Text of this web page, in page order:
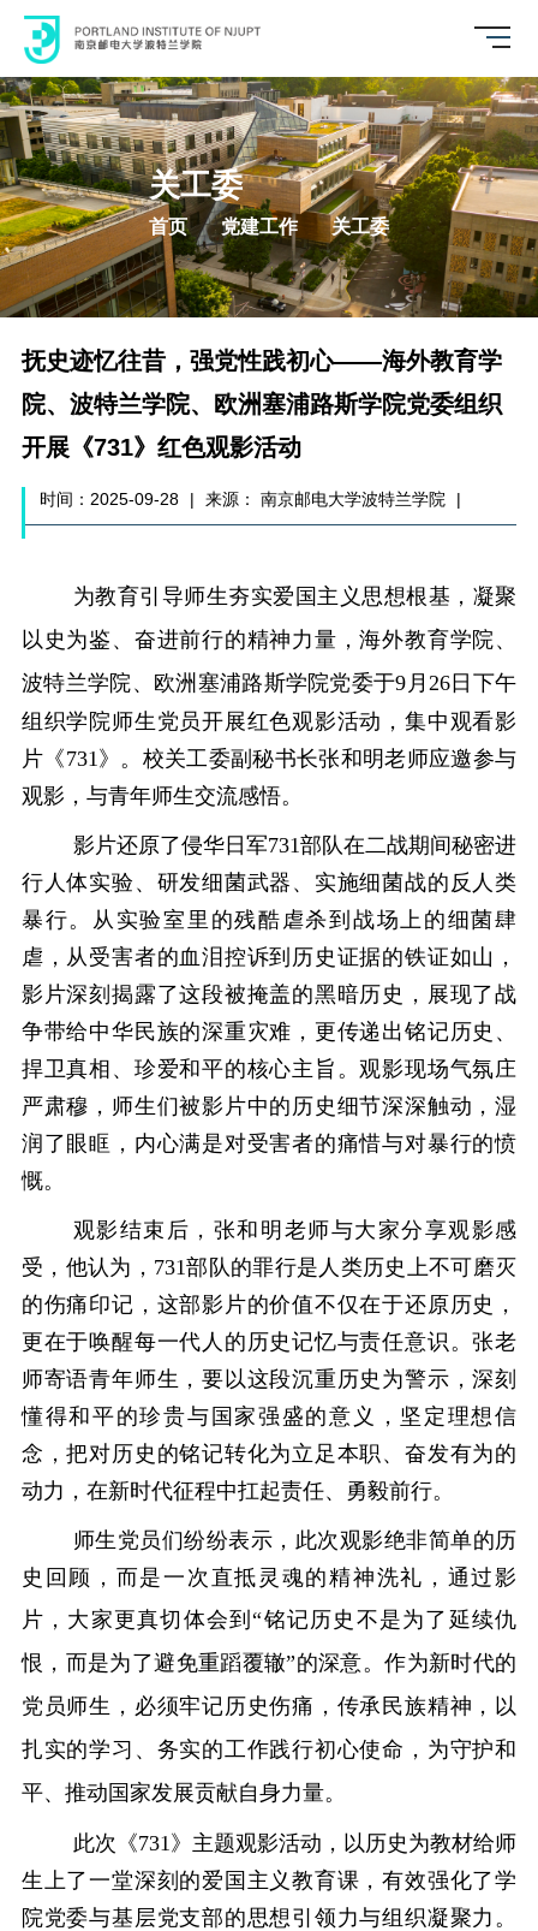
关工委
首页 党建工作 关工委
抚史迹忆往昔，强党性践初心——海外教育学
院、波特兰学院、欧洲塞浦路斯学院党委组织
开展《731》红色观影活动
时间：2025-09-28 | 来源： 南京邮电大学波特兰学院 |
为教育引导师生夯实爱国主义思想根基，凝聚
以史为鉴、奋进前行的精神力量，海外教育学院、
波特兰学院、欧洲塞浦路斯学院党委于9月26日下午
组织学院师生党员开展红色观影活动，集中观看影
片《731》。校关工委副秘书长张和明老师应邀参与
观影 ，与青年师生交流感悟。
影片还原了侵华日军731部队在二战期间秘密进
行人体实验、研发细菌武器、实施细菌战的反人类
暴行。从实验室里的残酷虐杀到战场上的细菌肆
虐，从受害者的血泪控诉到历史证据的铁证如山，
影片深刻揭露了这段被掩盖的黑暗历史，展现了战
争带给中华民族的深重灾难，更传递出铭记历史、
捍卫真相、珍爱和平的核心主旨。观影现场气氛庄
严肃穆，师生们被影片中的历史细节深深触动，湿
润了眼眶，内心满是对受害者的痛惜与对暴行的愤
慨。
观影结束后，张和明老师与大家分享观影感
受，他认为， 731部队的罪行是人类历史上不可磨灭
的伤痛印记，这部影片的价值不仅在于还原历史，
更在于唤醒每一代人的历史记忆与责任意识。张老
师寄语青年师生，要以这段沉重历史为警示，深刻
懂得和平的珍贵与国家强盛的意义，坚定理想信
念，把对历史的铭记转化为立足本职、奋发有为的
动力，在新时代征程中扛起责任、勇毅前行。
师生党员们纷纷表示，此次观影绝非简单的历
史回顾，而是一次直抵灵魂的精神洗礼，通过影
片，大家更真切体会到“铭记历史不是为了延续仇
恨，而是为了避免重蹈覆辙”的深意。作为新时代的
党员师生，必须牢记历史伤痛，传承民族精神，以
扎实的学习、务实的工作践行初心使命，为守护和
平、推动国家发展贡献自身力量。
此次《731》主题观影活动，以历史为教材给师
生上了一堂深刻的爱国主义教育课，有效强化了学
院党委与基层党支部的思想引领力与组织凝聚力。